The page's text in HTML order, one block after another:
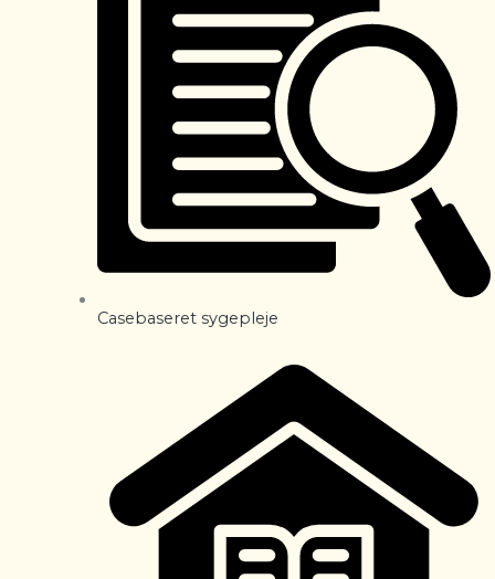
Casebaseret sygepleje